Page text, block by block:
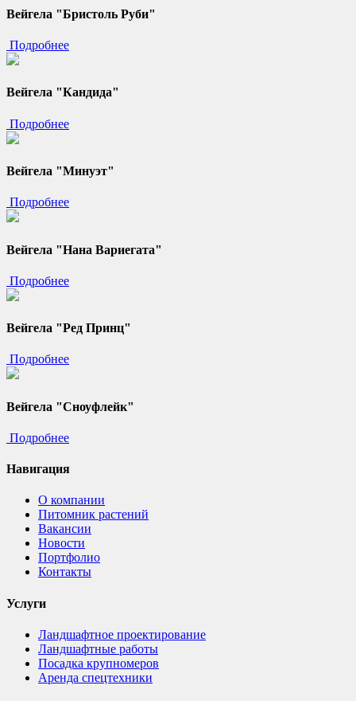
Вейгела "Бристоль Руби"
Подробнее
Вейгела "Кандида"
Подробнее
Вейгела "Минуэт"
Подробнее
Вейгела "Нана Вариегата"
Подробнее
Вейгела "Ред Принц"
Подробнее
Вейгела "Сноуфлейк"
Подробнее
Навигация
О компании
Питомник растений
Вакансии
Новости
Портфолио
Контакты
Услуги
Ландшафтное проектирование
Ландшафтные работы
Посадка крупномеров
Аренда спецтехники